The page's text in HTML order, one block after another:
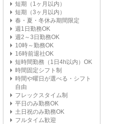
短期（1ヶ月以内）
短期（3ヶ月以内）
春・夏・冬休み期間限定
週1日勤務OK
週2～3日勤務OK
10時～勤務OK
16時前退社OK
短時間勤務（1日4h以内）OK
時間固定シフト制
時間や曜日が選べる・シフト
自由
フレックスタイム制
平日のみ勤務OK
土日祝のみ勤務OK
フルタイム歓迎